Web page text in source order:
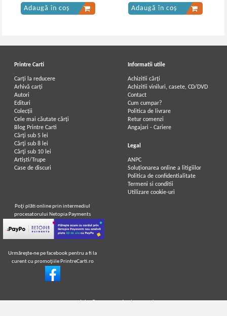
Adaugă în coș Adaugă în coș
Printre Carti
Carți la reducere
Arhivă carți
Autori
Edituri
Colecții
Cele mai căutate cărți
Blog Printre Carti
Cărţi sub 5 lei
Cărţi sub 8 lei
Cărţi sub 10 lei
Artiști/Trupe
Case de discuri
Informatii utile
Achizitii cărți
Achizitii viniluri, casete, CD/DVD
Contact
Cum cumpar?
Politica de livrare
Retur comenzi
Angajari - Cariere
Legal
ANPC
Soluționarea online a litigiilor
Politica de confidentialitate
Termeni si conditii
Utilizare cookie-uri
Poţi plăti online prin intermediul
procesatorului Netopia Payments
Urmăreşte-ne pe facebook pentru a fi la
curent cu promoţiile PrintreCarti.ro